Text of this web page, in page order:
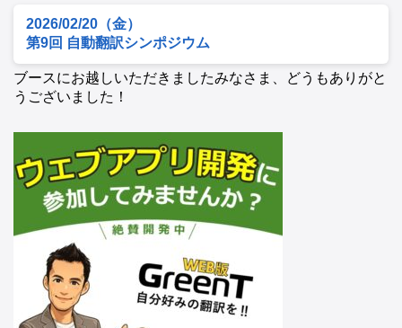
2026/02/20（金）
第9回 自動翻訳シンポジウム
ブースにお越しいただきましたみなさま、どうもありがと
うございました！